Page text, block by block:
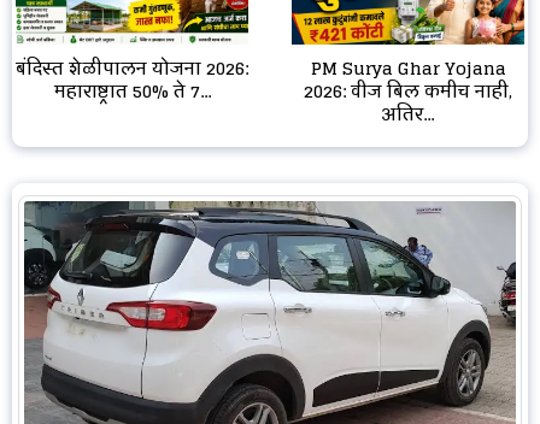
बंदिस्त शेळीपालन योजना 2026:
महाराष्ट्रात 50% ते 7...
PM Surya Ghar Yojana
2026: वीज बिल कमीच नाही,
अतिर...